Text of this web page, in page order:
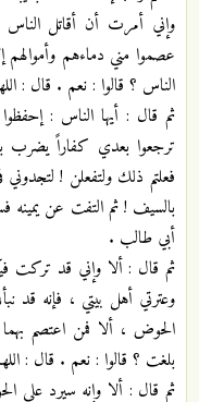
وإني أمرت أن أقاتل الناس
عصموا مني دماءهم وأموالهم
الناس ؟ قالوا : نعم . قال :
ثم قال : أيها الناس :
ترجعوا بعدي كفاراً يضرب
فعلتم ذلك ولتفعلن !
بالسيف ! ثم التفت عن يمينه
أبي طالب .
ثم قال : ألا وإني قد تركت
وعترتي أهل بيتي ، فإنه قد
الحوض ، ألا فمن اعتصم
بلغت ؟ قالوا : نعم . قال :
ثم قال : ألا وإنه سيرد